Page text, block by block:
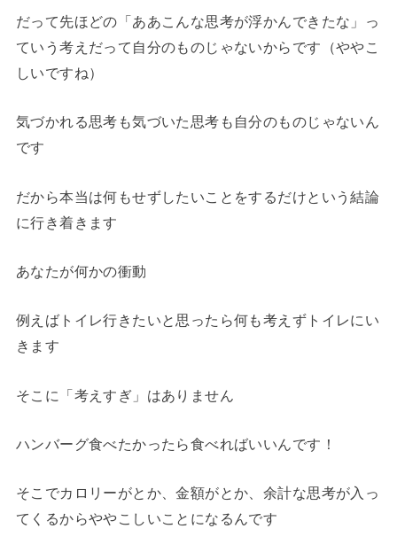
だって先ほどの「ああこんな思考が浮かんできたな」っ
ていう考えだって自分のものじゃないからです（ややこ
しいですね）
気づかれる思考も気づいた思考も自分のものじゃないん
です
だから本当は何もせずしたいことをするだけという結論
に行き着きます
あなたが何かの衝動
例えばトイレ行きたいと思ったら何も考えずトイレにい
きます
そこに「考えすぎ」はありません
ハンバーグ食べたかったら食べればいいんです！
そこでカロリーがとか、金額がとか、余計な思考が入っ
てくるからややこしいことになるんです